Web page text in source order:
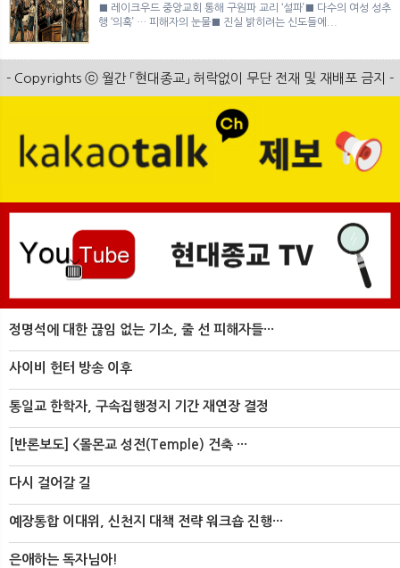
■ 레이크우드 중앙교회 통해 구원파 교리 ‘설파’■ 다수의 여성 성추
행 ‘의혹’ … 피해자의 눈물■ 진실 밝히려는 신도들에...
- Copyrights ⓒ 월간 「현대종교」 허락없이 무단 전재 및 재배포 금지 -
정명석에 대한 끊임 없는 기소, 줄 선 피해자들···
사이비 헌터 방송 이후
통일교 한학자, 구속집행정지 기간 재연장 결정
[반론보도] <몰몬교 성전(Temple) 건축 ···
다시 걸어갈 길
예장통합 이대위, 신천지 대책 전략 워크숍 진행···
은애하는 독자님아!